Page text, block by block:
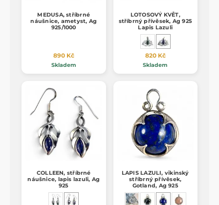
MEDUSA, stříbrné
náušnice, ametyst, Ag
925/1000
890 Kč
Skladem
LOTOSOVÝ KVĚT,
stříbrný přívěsek, Ag 925
Lapis Lazuli
820 Kč
Skladem
COLLEEN, stříbrné
náušnice, lapis lazuli, Ag
925
LAPIS LAZULI, vikinský
stříbrný přívěsek,
Gotland, Ag 925